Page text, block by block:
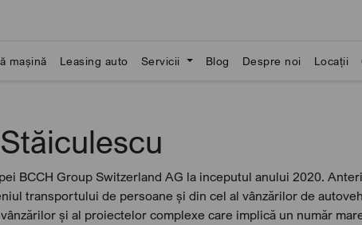
mașină Leasing auto Servicii Blog Despre noi Locații
BCCH Group Switzerland AG la inceputul anului 2020.
transportului de persoane și din cel al vânzărilor de
și al proiectelor complexe care implică un număr